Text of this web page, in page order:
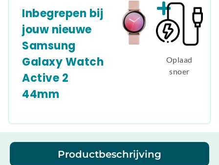
Inbegrepen bij
jouw nieuwe
Samsung
Galaxy Watch
Active 2
44mm
Oplaad
snoer
Productbeschrijving